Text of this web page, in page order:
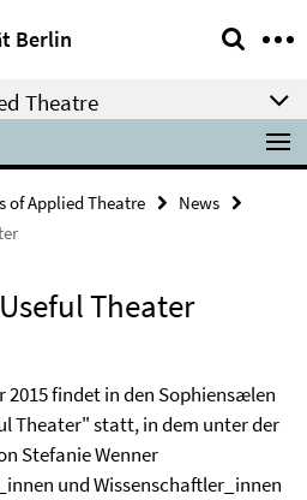
Berlin
Theatre
of Applied Theatre
News
Theater
2015 findet in den Sophiensælen
Theater" statt, in dem unter der
Stefanie Wenner
und Wissenschaftler_innen